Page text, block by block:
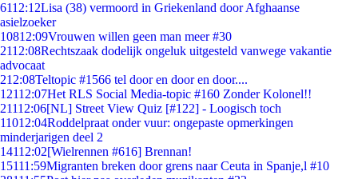
6112:12Lisa (38) vermoord in Griekenland door Afghaanse
asielzoeker
10812:09Vrouwen willen geen man meer #30
2112:08Rechtszaak dodelijk ongeluk uitgesteld vanwege vakantie
advocaat
212:08Teltopic #1566 tel door en door en door....
12112:07Het RLS Social Media-topic #160 Zonder Kolonel!!
21112:06[NL] Street View Quiz [#122] - Loogisch toch
11012:04Roddelpraat onder vuur: ongepaste opmerkingen
minderjarigen deel 2
14112:02[Wielrennen #616] Brennan!
15111:59Migranten breken door grens naar Ceuta in Spanje,l #10